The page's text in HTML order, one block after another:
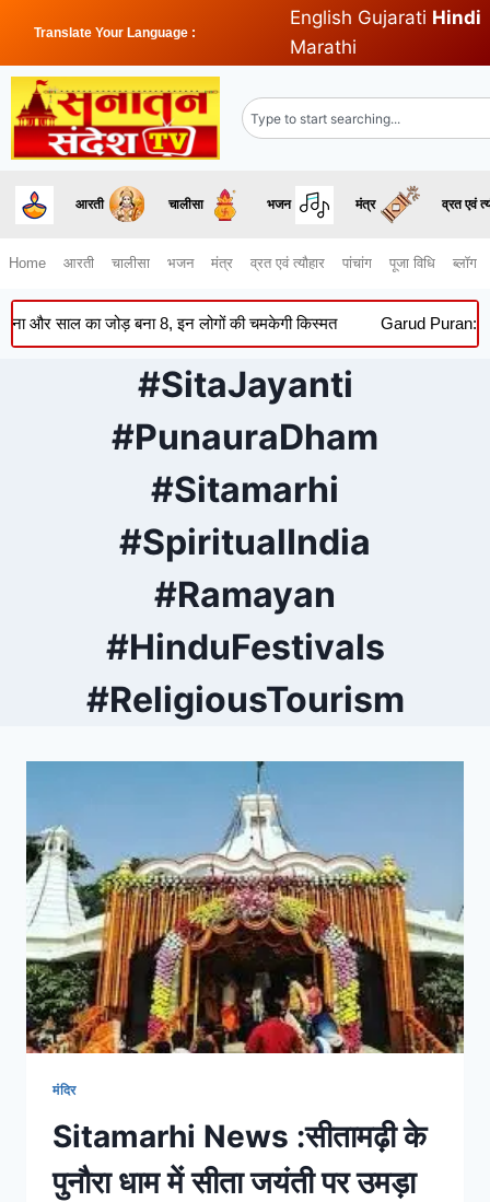
Translate Your Language :
English Gujarati Hindi
Marathi
आरती चालीसा भजन मंत्र व्रत एवं
Home आरती चालीसा भजन मंत्र व्रत एवं त्यौहार पांचांग पूजा विधि ब्लॉग
साल का जोड़ बना 8, इन लोगों की चमकेगी किस्मत Garud Puran:
#SitaJayanti
#PunauraDham
#Sitamarhi
#SpiritualIndia
#Ramayan
#HinduFestivals
#ReligiousTourism
मंदिर
Sitamarhi News :सीतामढ़ी के
पुनौरा धाम में सीता जयंती पर उमड़ा